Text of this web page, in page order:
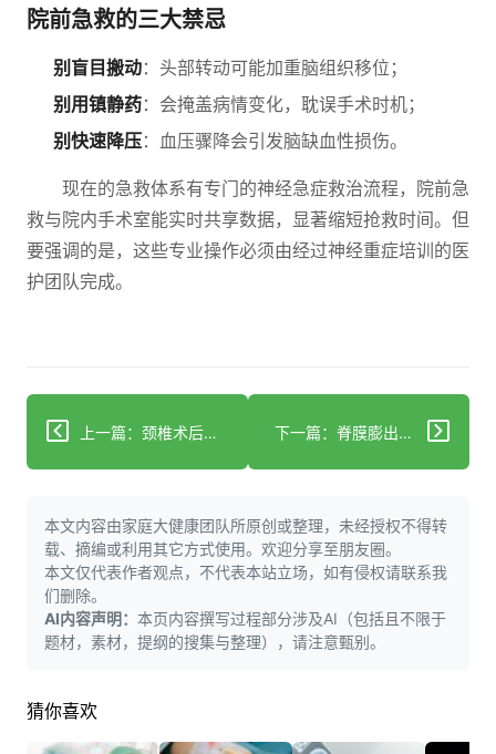
院前急救的三大禁忌
别盲目搬动：头部转动可能加重脑组织移位；
别用镇静药：会掩盖病情变化，耽误手术时机；
别快速降压：血压骤降会引发脑缺血性损伤。
现在的急救体系有专门的神经急症救治流程，院前急
救与院内手术室能实时共享数据，显著缩短抢救时间。但
要强调的是，这些专业操作必须由经过神经重症培训的医
护团队完成。
上一篇：颈椎术后头痛别慌！三个诱因+科学调养法助你精准排查 下一篇：脊膜膨出术后后遗症解析：科学应对助你提升康复质量
本文内容由家庭大健康团队所原创或整理，未经授权不得转
载、摘编或利用其它方式使用。欢迎分享至朋友圈。
本文仅代表作者观点，不代表本站立场，如有侵权请联系我
们删除。
AI内容声明： 本页内容撰写过程部分涉及AI（包括且不限于
题材，素材，提纲的搜集与整理），请注意甄别。
猜你喜欢